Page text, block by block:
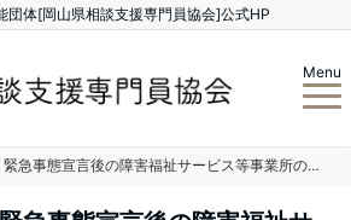
団体[岡山県相談支援専門員協会]公式HP
Menu
【厚生労働省】緊急事態宣言後の障害福祉サービス等事業所の対応について